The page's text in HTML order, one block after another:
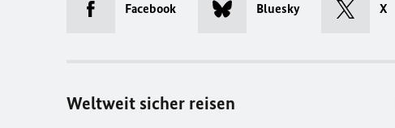
Facebook Bluesky X
Weltweit sicher reisen